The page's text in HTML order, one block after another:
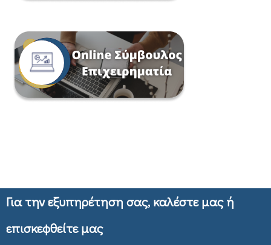
Για την εξυπηρέτηση σας, καλέστε μας ή
επισκεφθείτε μας